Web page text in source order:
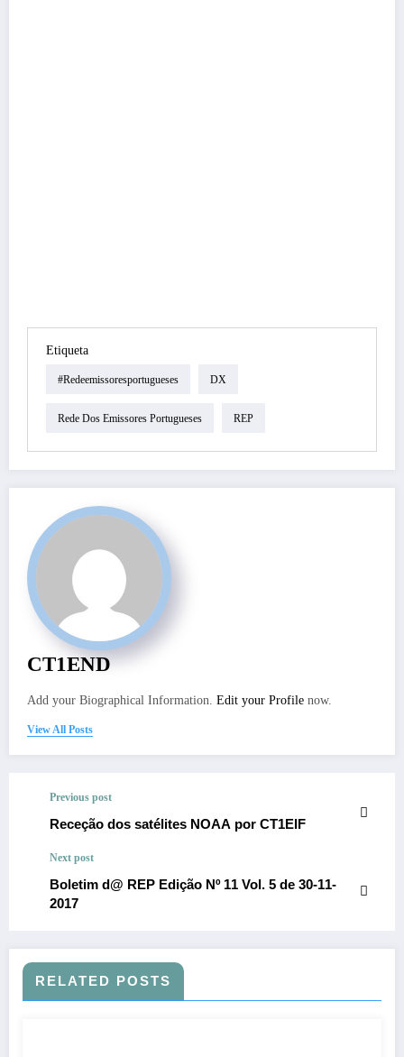
Etiqueta
#redeemissoresportugueses DX
Rede Dos Emissores Portugueses REP
CT1END
Add your Biographical Information. Edit your Profile now.
View All Posts
Previous post
Receção dos satélites NOAA por CT1EIF
Next post
Boletim d@ REP Edição Nº 11 Vol. 5 de 30-11-
2017
RELATED POSTS